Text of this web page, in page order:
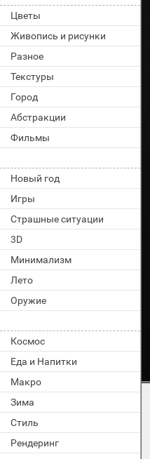
Цветы
Живопись и рисунки
Разное
Текстуры
Город
Абстракции
Фильмы
Новый год
Игры
Страшные ситуации
3D
Минимализм
Лето
Оружие
Космос
Еда и Напитки
Макро
Зима
Стиль
Рендеринг